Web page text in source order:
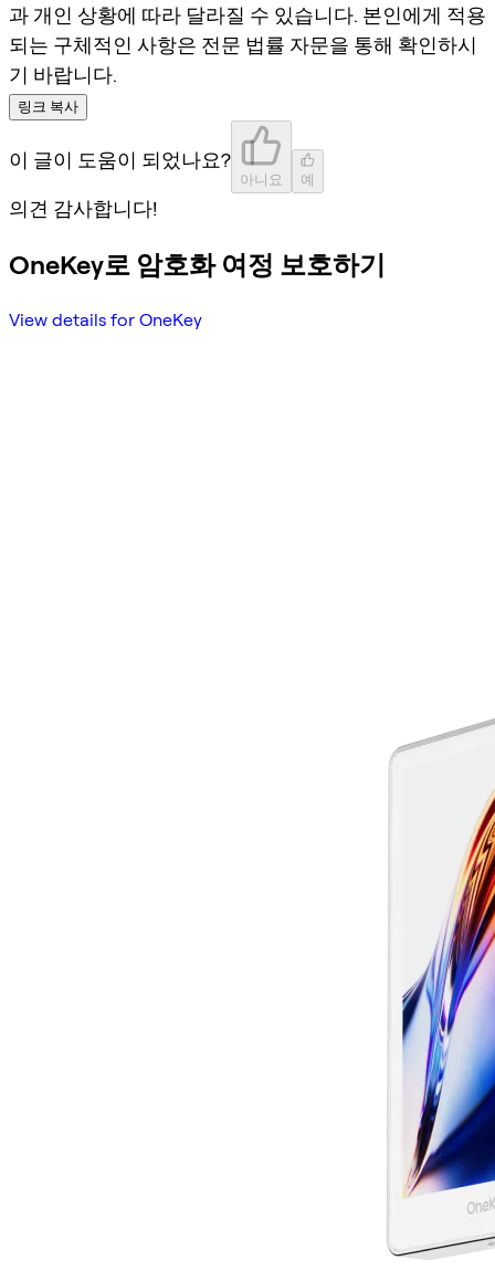
과 개인 상황에 따라 달라질 수 있습니다. 본인에게 적용
되는 구체적인 사항은 전문 법률 자문을 통해 확인하시
기 바랍니다.
링크 복사
이 글이 도움이 되었나요?
아니요 예
의견 감사합니다!
OneKey로 암호화 여정 보호하기
View details for OneKey